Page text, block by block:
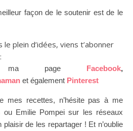
façon de le soutenir est de le
plein d’idées, viens t’abonner
ma page Facebook,
et également Pinterest
mes recettes, n’hésite pas à me
ou Emilie Pompei sur les réseaux
de les repartager ! Et n’oublie